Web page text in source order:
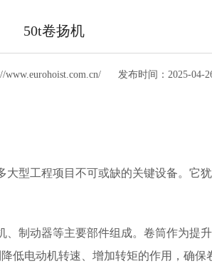
50t卷扬机
www.eurohoist.com.cn/ 发布时间： 2025-04-
型工程项目不可或缺的关键设备。它
制动器等主要部件组成。卷筒作为提
低电动机转速、增加转矩的作用，确